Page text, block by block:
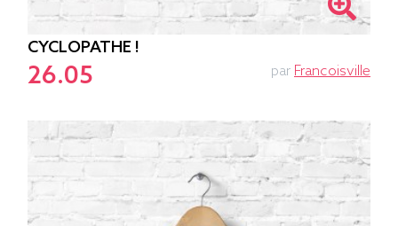
CYCLOPATHE !
26.05 par Francoisville